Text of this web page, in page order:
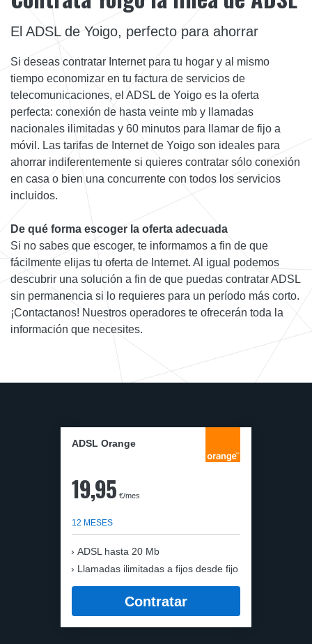
El ADSL de Yoigo, perfecto para ahorrar
Si deseas contratar Internet para tu hogar y al mismo
tiempo economizar en tu factura de servicios de
telecomunicaciones, el ADSL de Yoigo es la oferta
perfecta: conexión de hasta veinte mb y llamadas
nacionales ilimitadas y 60 minutos para llamar de fijo a
móvil. Las tarifas de Internet de Yoigo son ideales para
ahorrar indiferentemente si quieres contratar sólo conexión
en casa o bien una concurrente con todos los servicios
incluidos.
De qué forma escoger la oferta adecuada
Si no sabes que escoger, te informamos a fin de que
fácilmente elijas tu oferta de Internet. Al igual podemos
descubrir una solución a fin de que puedas contratar ADSL
sin permanencia si lo requieres para un período más corto.
¡Contactanos! Nuestros operadores te ofrecerán toda la
información que necesites.
ADSL Orange
19,95 €/mes
12 MESES
ADSL hasta 20 Mb
Llamadas ilimitadas a fijos desde fijo
Contratar